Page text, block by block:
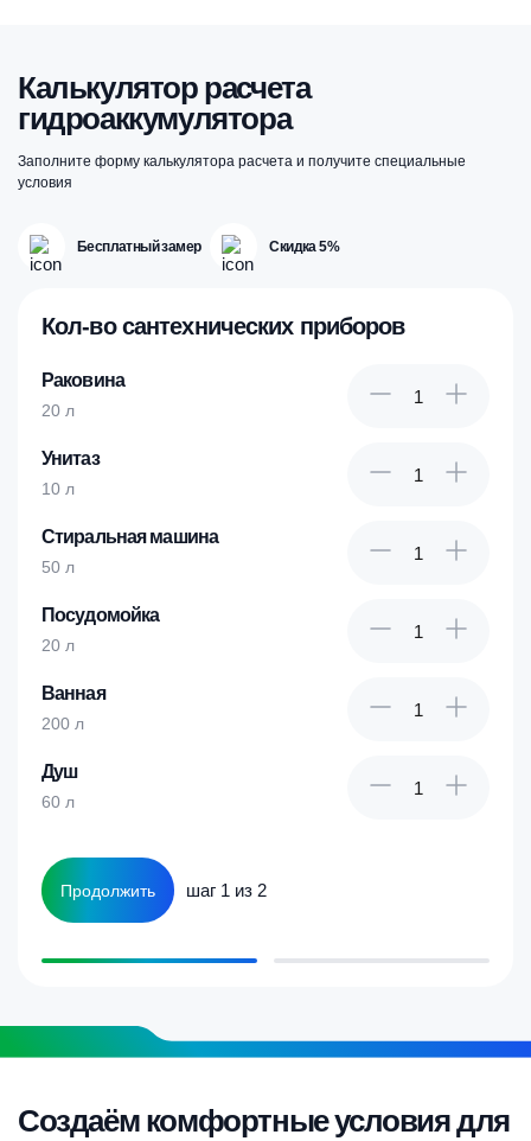
Калькулятор расчета
гидроаккумулятора
Заполните форму калькулятора расчета и получите специальные
условия
Бесплатный замер Скидка 5%
Кол-во сантехнических приборов
Раковина
20 л
Унитаз
10 л
Стиральная машина
50 л
Посудомойка
20 л
Ванная
200 л
Душ
60 л
Продолжить шаг 1 из 2
Создаём комфортные условия для